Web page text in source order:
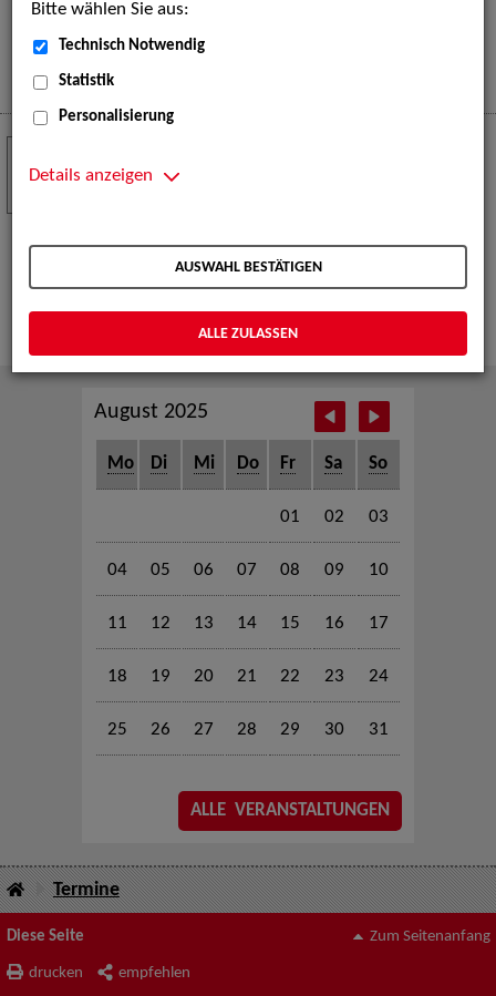
eine große Open-Air-Bühne voller Akrobatik, Tanz,
Musik und beeindruckender Live-Performances.
Mehr
Serienfestival Weimar
TeleVisionale – Film- und Serienfestival in Weimar
und Eventpartnerin des Crew Call Weimar.
Mehr
NOV
August 2025
Mo Di Mi Do Fr Sa So
01 02 03
04 05 06 07 08 09 10
11 12 13 14 15 16 17
18 19 20 21 22 23 24
25 26 27 28 29 30 31
ALLE VERANSTALTUNGEN
Termine
Diese Seite
drucken empfehlen
Zum Seitenanfang
Bitte wählen Sie aus:
Technisch Notwendig
Statistik
Personalisierung
Details anzeigen
AUSWAHL BESTÄTIGEN
ALLE ZULASSEN